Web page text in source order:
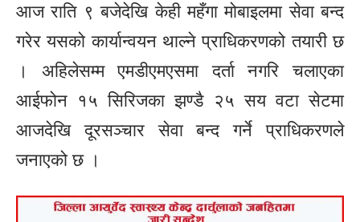
आज राति ९ बजेदेखि केही महँगा मोबाइलमा सेवा बन्द
गरेर यसको कार्यान्वयन थाल्ने प्राधिकरणको तयारी छ
। अहिलेसम्म एमडीएमएसमा दर्ता नगरि चलाएका
आईफोन १५ सिरिजका झण्डै २५ सय वटा सेटमा
आजदेखि दूरसञ्चार सेवा बन्द गर्ने प्राधिकरणले
जनाएको छ ।